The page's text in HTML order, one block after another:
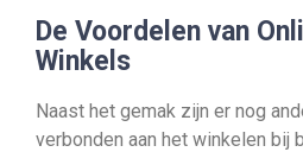
De Voordelen van
Winkels
Naast het gemak zijn er nog
verbonden aan het winkelen bij